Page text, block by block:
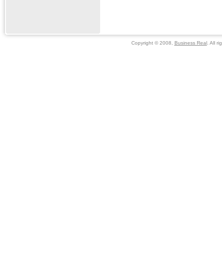
Copyright © 2008, Business Real. All